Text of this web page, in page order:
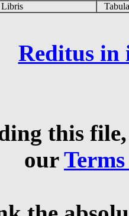
Reditus in
this
our